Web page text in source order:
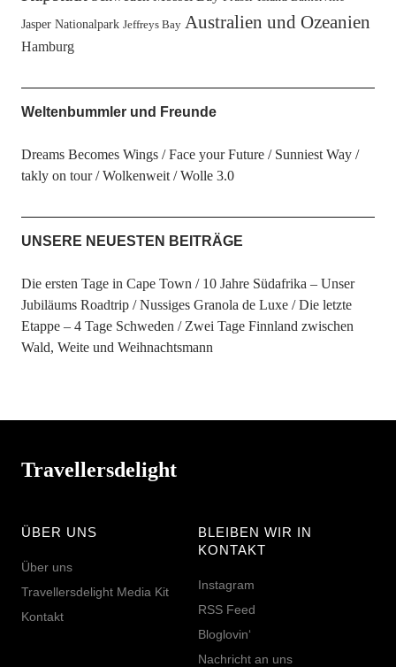
Jasper Nationalpark Jeffreys Bay Australien und Ozeanien
Hamburg
Weltenbummler und Freunde
Dreams Becomes Wings Face your Future
Sunniest Way
takly on tour
Wolkenweit Wolle 3.0
UNSERE NEUESTEN BEITRÄGE
Die ersten Tage in Cape Town
10 Jahre Südafrika – Unser
Jubiläums Roadtrip
Nussiges Granola de Luxe
Die letzte
Etappe – 4 Tage Schweden
Zwei Tage Finnland zwischen
Wald, Weite und Weihnachtsmann
Travellersdelight
ÜBER UNS
Über uns
Travellersdelight Media Kit
Kontakt
BLEIBEN WIR IN
KONTAKT
Instagram
RSS Feed
Bloglovin‘
Nachricht an uns